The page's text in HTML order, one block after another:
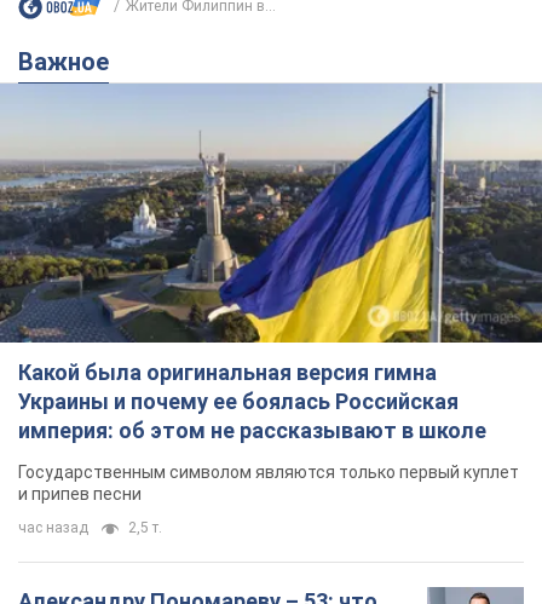
Жители Филиппин в...
Важное
Какой была оригинальная версия гимна
Украины и почему ее боялась Российская
империя: об этом не рассказывают в школе
Государственным символом являются только первый куплет
и припев песни
час назад 2,5 т.